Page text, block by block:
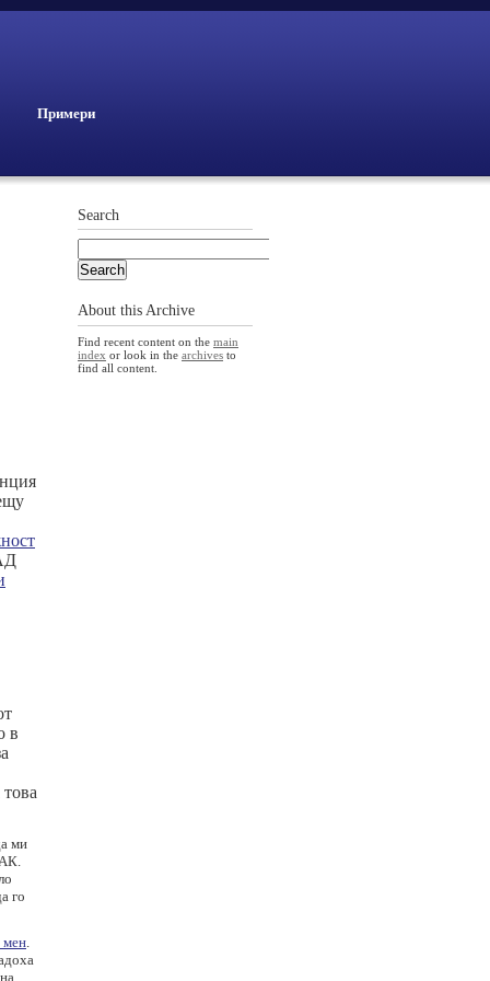
Примери
в
ми
АК.
го
мен
Search
About this Archive
Find recent content on the main
index or look in the archives to
find all content.